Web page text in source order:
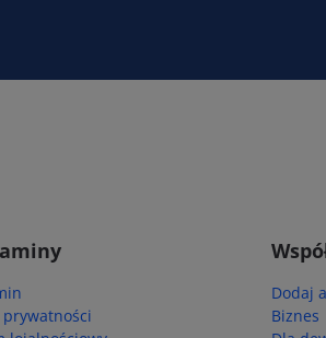
prywatności
Dodaj
Biznes